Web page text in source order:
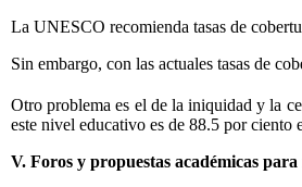
La UNESCO recomienda tasas de
Sin embargo, con las actuales tasas de
Otro problema es el de la iniquidad y la
este nivel educativo es de 88.5 por ciento
V. Foros y propuestas académicas